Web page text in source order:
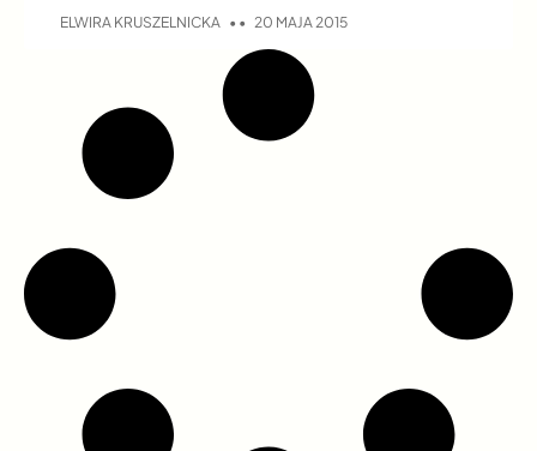
ELWIRA KRUSZELNICKA 20 MAJA 2015